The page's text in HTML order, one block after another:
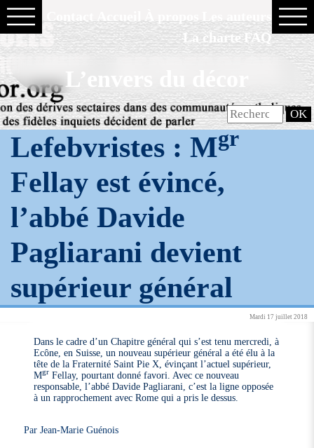
La charte FAQ
L’envers du décor
Lefebvristes : Mgr
Fellay est évincé,
l’abbé Davide
Pagliarani devient
supérieur général
Mardi 17 juillet 2018
Dans le cadre d’un Chapitre général qui s’est tenu mercredi, à
Ecône, en Suisse, un nouveau supérieur général a été élu à la
tête de la Fraternité Saint Pie X, évinçant l’actuel supérieur,
Mgr Fellay, pourtant donné favori. Avec ce nouveau
responsable, l’abbé Davide Pagliarani, c’est la ligne opposée
à un rapprochement avec Rome qui a pris le dessus.
Par Jean-Marie Guénois